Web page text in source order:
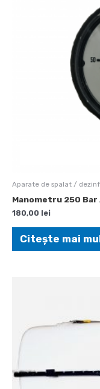
Aparate de spalat /
Manometru 250 Bar
180,00 lei
Citește mai